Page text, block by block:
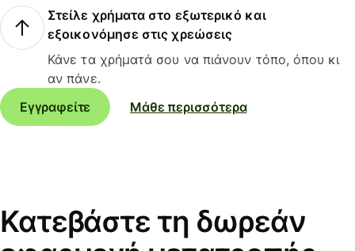
Στείλε χρήματα στο εξωτερικό και
εξοικονόμησε στις χρεώσεις
Κάνε τα χρήματά σου να πιάνουν τόπο, όπου κι
αν πάνε.
Εγγραφείτε
Μάθε περισσότερα
Κατεβάστε τη δωρεάν